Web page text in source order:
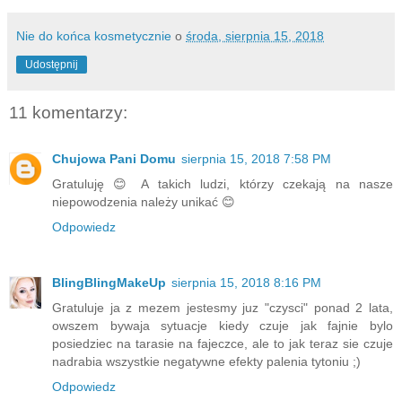
Nie do końca kosmetycznie o środa, sierpnia 15, 2018
Udostępnij
11 komentarzy:
Chujowa Pani Domu sierpnia 15, 2018 7:58 PM
Gratuluję 😊 A takich ludzi, którzy czekają na nasze
niepowodzenia należy unikać 😊
Odpowiedz
BlingBlingMakeUp sierpnia 15, 2018 8:16 PM
Gratuluje ja z mezem jestesmy juz "czysci" ponad 2 lata,
owszem bywaja sytuacje kiedy czuje jak fajnie bylo
posiedziec na tarasie na fajeczce, ale to jak teraz sie czuje
nadrabia wszystkie negatywne efekty palenia tytoniu ;)
Odpowiedz